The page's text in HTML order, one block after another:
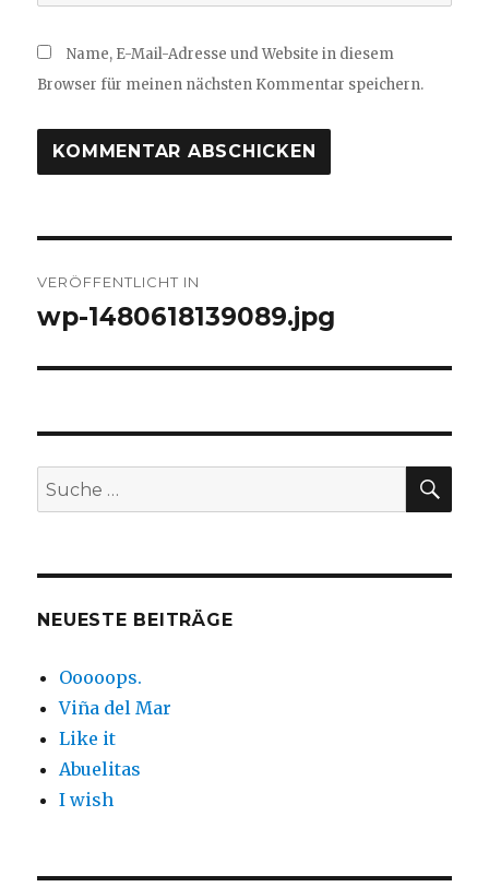
Name, E-Mail-Adresse und Website in diesem
Browser für meinen nächsten Kommentar speichern.
VERÖFFENTLICHT IN
wp-1480618139089.jpg
Suche
nach:
NEUESTE BEITRÄGE
Ooooops.
Viña del Mar
Like it
Abuelitas
I wish